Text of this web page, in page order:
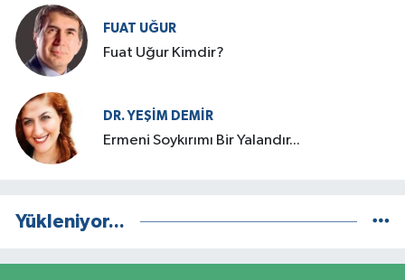
FUAT UĞUR
Fuat Uğur Kimdir?
DR. YEŞIM DEMİR
Ermeni Soykırımı Bir Yalandır...
Yükleniyor...